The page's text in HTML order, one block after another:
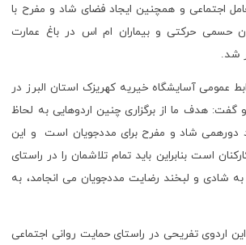
اجتماعی و همچنین ایجاد فضای شاد و مفرح با
حسمی حرکتی و بیماران ام اس در باغ عمارت
شد.
عمومی آسایشگاه خیریه کهریزک استان البرز در
گفت: هدف ما از برگزاری چنین اردوهایی به لحاظ
دورهمی شاد و مفرح برای مددجویان است و این
است بنابراین باید تمام تلاشمان را در راستای
شادی و لبخند رضایت مددجویان می انجامد، به
این اردوی تفریحی در راستای حمایت روانی اجتماعی